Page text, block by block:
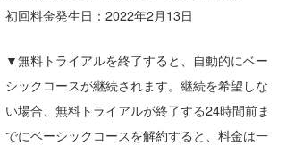
初回料金発生日：2022年2月13日
▼無料トライアルを終了すると、自動的にベー
シックコースが継続されます。継続を希望しな
い場合、無料トライアルが終了する24時間前ま
でにベーシックコースを解約すると、料金は一